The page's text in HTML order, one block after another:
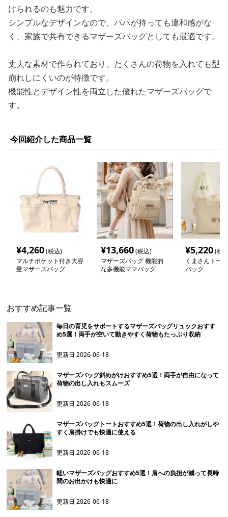
けられるのも魅力です。
シンプルなデザインなので、パパが持っても違和感がな
く、家族で共有できるマザーズバッグとしても最適です。
丈夫な素材で作られており、たくさんの荷物を入れても型
崩れしにくいのが特徴です。
機能性とデザイン性を両立した優れたマザーズバッグで
す。
今回紹介した商品一覧
¥4,260(税込)
マルチポケット付き大容
量マザーズバッグ
¥13,660(税込)
マザーズバッグ 機能的
な多機能ママバッグ
¥5,220(税
くまさんトー
バッグ
おすすめ記事一覧
毎日の育児をサポートするマザーズバッグリュックおすす
め5選！両手が空いて動きやすく荷物もたっぷり収納
更新日2026-06-18
マザーズバッグ斜めがけおすすめ5選！両手が自由になって
荷物の出し入れもスムーズ
更新日2026-06-18
マザーズバッグトートおすすめ5選！荷物の出し入れがしや
すく肩掛けでも快適に使える
更新日2026-06-18
軽いマザーズバッグおすすめ5選！肩への負担が減って長時
間のお出かけも快適に
更新日2026-06-18